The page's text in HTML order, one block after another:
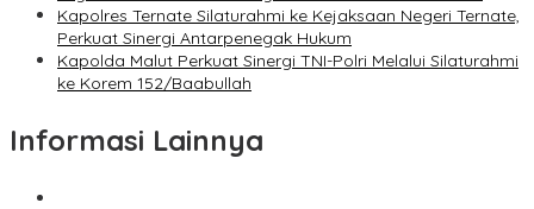
Kapolres Ternate Silaturahmi ke Kejaksaan Negeri Ternate,
Perkuat Sinergi Antarpenegak Hukum
Kapolda Malut Perkuat Sinergi TNI-Polri Melalui Silaturahmi
ke Korem 152/Baabullah
Informasi Lainnya